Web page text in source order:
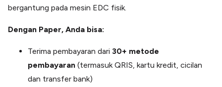
bergantung pada mesin EDC fisik.
Dengan Paper, Anda bisa:
Terima pembayaran dari 30+ metode
pembayaran (termasuk QRIS, kartu kredit, cicilan
dan transfer bank)